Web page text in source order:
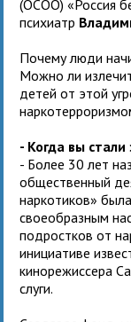
(ОСОО) «Россия
психиатр
Почему люди
Можно ли
детей от этой
- Когда вы
- Более 30 лет
общественный
наркотиков»
своеобразным
подростков от
инициативе
кинорежиссера
слуги.